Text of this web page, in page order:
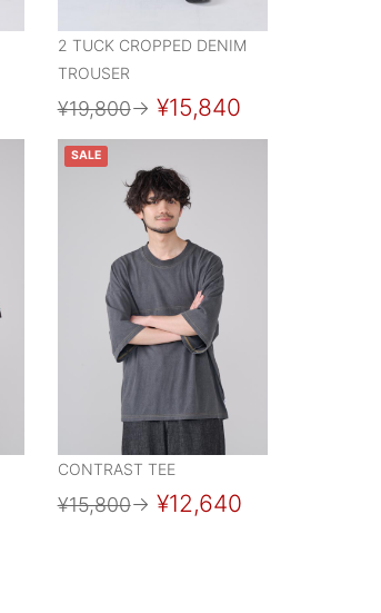
2 TUCK CROPPED DENIM
TROUSER
¥19,800→ ¥15,840
SALE
CONTRAST TEE
¥15,800→ ¥12,640